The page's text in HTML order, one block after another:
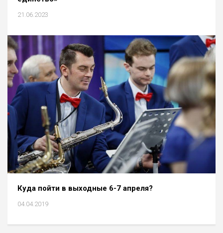
21.06.2023
Куда пойти в выходные 6-7 апреля?
04.04.2019